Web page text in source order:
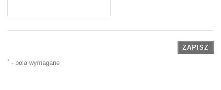
ZAPISZ
* - pola wymagane